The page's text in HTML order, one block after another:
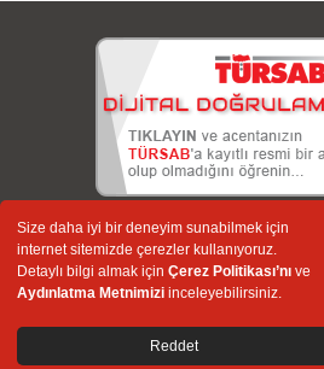
Size daha iyi bir deneyim sunabilmek için
internet sitemizde çerezler kullanıyoruz.
Detaylı bilgi almak içinÇerez Politikası’nı ve
Aydınlatma Metnimizi inceleyebilirsiniz.
Reddet
Seyahat ve Tur
Servis ve Vip
© 2026 NAMLI Turizm - Taşımacılık San.Tic. Ltd. Şti.